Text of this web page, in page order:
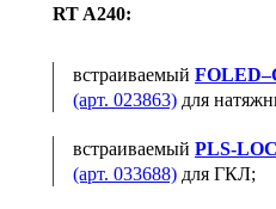
RT A240:
встраиваемый
(арт. 023863) для
встраиваемый PLS-
(арт. 033688) для ГКЛ;